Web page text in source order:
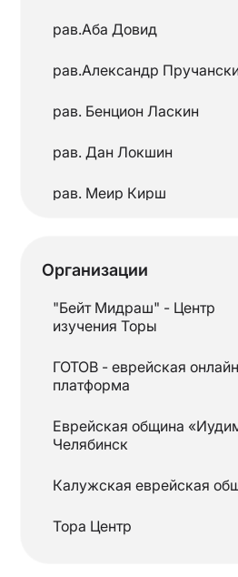
Тора
рав.Аба Довид
рав.Александр
рав. Бенцион Ласкин
рав. Дан Локшин
рав. Меир Кирш
рав. Ойшие Михоэль
Рав. Шолом Певзнер
рав.Эли Коган
«Редакция портала ГОТОВ»
Организации
"Бейт Мидраш" - Центр
изучения Торы
ГОТОВ - еврейская
платформа
Еврейская община
Челябинск
Калужская еврейская
Тора Центр